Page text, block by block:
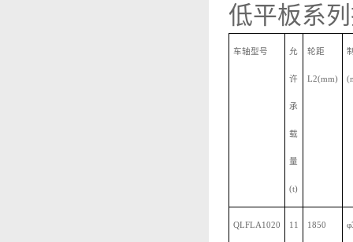
低平板系
车轴型号 允
许
承
载
量
(t)
轮距
L2(mm)
QLFLA1020 11 1850 φ